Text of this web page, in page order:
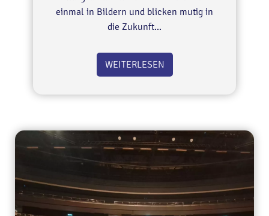
einmal in Bildern und blicken mutig in
die Zukunft...
WEITERLESEN